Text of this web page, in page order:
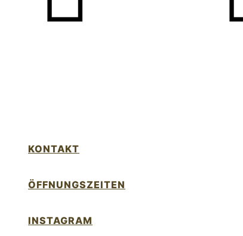
KONTAKT
ÖFFNUNGSZEITEN
INSTAGRAM